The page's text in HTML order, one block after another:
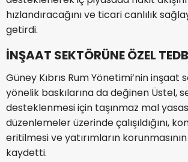
hızlandıracağını ve ticari canlılık
getirdi.
İNŞAAT SEKTÖRÜNE ÖZEL
Güney Kıbrıs Rum Yönetimi’nin inşaat
yönelik baskılarına da değinen Üstel,
desteklenmesi için taşınmaz mal
düzenlemeler üzerinde çalışıldığını,
eritilmesi ve yatırımların
kaydetti.